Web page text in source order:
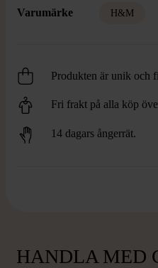
Varumärke H&M
Produkten är unik och
Fri frakt på alla köp
14 dagars ångerrät.
HANDLA MED